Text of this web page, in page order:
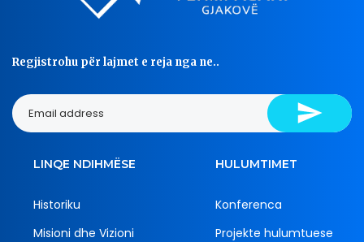
Regjistrohu për lajmet e reja nga ne..
LINQE NDIHMËSE
Historiku
Misioni dhe Vizioni
HULUMTIMET
Konferenca
Projekte hulumtuese